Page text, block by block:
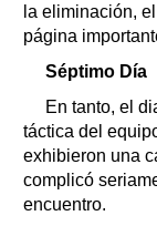
la eliminación,
página
Séptimo Día
En tanto, el
táctica del
exhibieron una
complicó
encuentro.